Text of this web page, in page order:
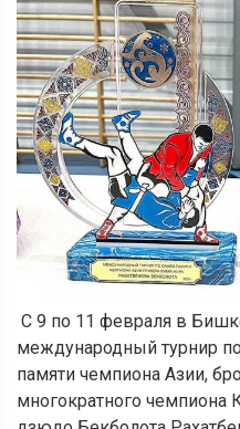
С 9 по 11 февраля в
международный турнир
памяти чемпиона Азии,
многократного чемпиона